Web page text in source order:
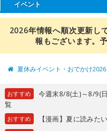
イベント
2026年情報へ順次更新し
報もございます。
夏休みイベント・おでかけ2026
おすすめ
今週末8/8(土)～8/9(
覧
おすすめ 【漫画】夏に読みた